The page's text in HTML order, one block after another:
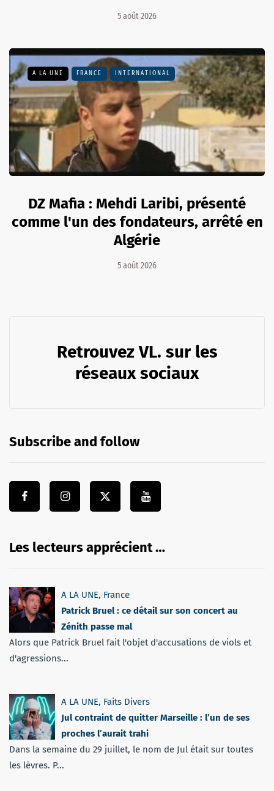
5 août 2026
A LA UNE FRANCE INTERNATIONAL
DZ Mafia : Mehdi Laribi, présenté
comme l'un des fondateurs, arrêté en
Algérie
5 août 2026
Retrouvez VL. sur les
réseaux sociaux
Subscribe and follow
Les lecteurs apprécient …
A LA UNE, France
Patrick Bruel : ce détail sur son concert au
Zénith passe mal
Alors que Patrick Bruel fait l'objet d'accusations de viols et
d'agressions...
A LA UNE, Faits Divers
Jul contraint de quitter Marseille : l’un de ses
proches l’aurait trahi
Dans la semaine du 29 juillet, le nom de Jul était sur toutes
les lèvres. P...